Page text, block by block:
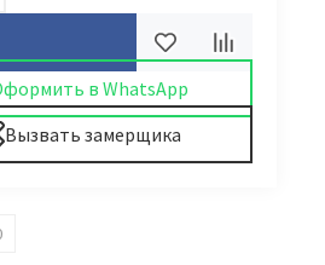
в WhatsApp
Вызвать замерщика